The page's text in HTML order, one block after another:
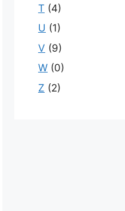
T (4)
U (1)
V (9)
W (0)
Z (2)